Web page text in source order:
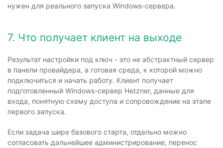
нужен для реального запуска Windows-сервера.
7. Что получает клиент на выходе
Результат настройки под ключ - это не абстрактный сервер
в панели провайдера, а готовая среда, к которой можно
подключиться и начать работу. Клиент получает
подготовленный Windows-сервер Hetzner, данные для
входа, понятную схему доступа и сопровождение на этапе
первого запуска.
Если задача шире базового старта, отдельно можно
согласовать дальнейшее администрирование, перенос